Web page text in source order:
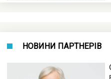
НОВИНИ ПАРТНЕРІВ